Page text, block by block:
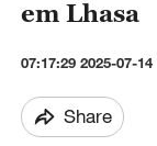
em Lhasa
07:17:29 2025-07-14
Share